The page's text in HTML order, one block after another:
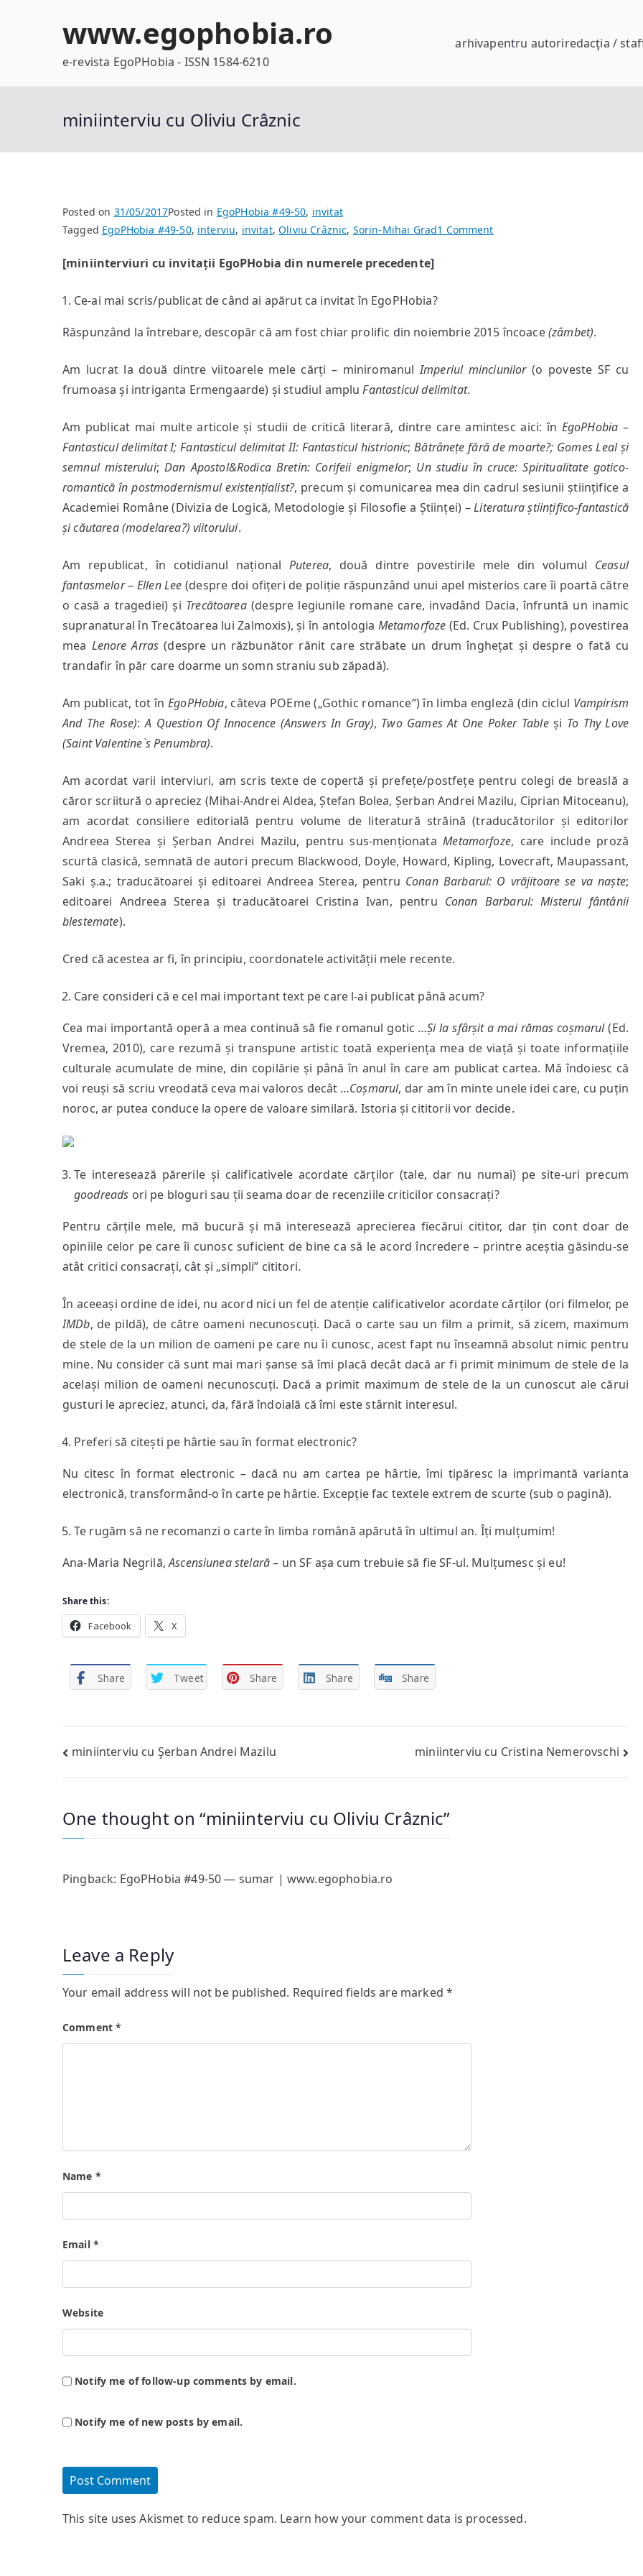
www.egophobia.ro
e-revista EgoPHobia - ISSN 1584-6210
arhivapentru autoriredacţia /
miniinterviu cu Oliviu Crâznic
Posted on 31/05/2017Posted in EgoPHobia #49-50, invitat
Tagged EgoPHobia #49-50, interviu, invitat,Oliviu Crâznic, Sorin-Mihai Grad1 Commenton
[miniinterviuri cu invitații EgoPHobia din numerele precedente]
Ce-ai mai scris/publicat de când ai apărut ca invitat în EgoPHobia?
Răspunzând la întrebare, descopăr că am fost chiar prolific din noiembrie 2015 încoace(zâmbet).
Am lucrat la două dintre viitoarele mele cărți – miniromanulImperiul minciunilor(o poveste SF cu
frumoasa și intriganta Ermengaarde) și studiul ampluFantasticul delimitat.
Am publicat mai multe articole și studii de critică literară, dintre care amintesc aici: în EgoPHobia –
Fantasticul delimitat I; Fantasticul delimitat II: Fantasticul histrionic;Bătrânețe fără de moarte?; Gomes Leal și
semnul misterului; Dan Apostol&Rodica Bretin: Corifeii enigmelor; Un studiu în cruce: Spiritualitate gotico-
romantică în postmodernismul existențialist?, precum și comunicarea mea din cadrul sesiunii științifice a
Academiei Române (Divizia de Logică, Metodologie și Filosofie a Științei) –Literatura științifico-fantastică
și căutarea (modelarea?) viitorului.
Am republicat, în cotidianul național Puterea, două dintre povestirile mele din volumul Ceasul
fantasmelor– Ellen Lee (despre doi ofițeri de poliție răspunzând unui apel misterios care îi poartă către
o casă a tragediei) și Trecătoarea(despre legiunile romane care, invadând Dacia, înfruntă un inamic
supranatural în Trecătoarea lui Zalmoxis), și în antologia Metamorfoze (Ed. Crux Publishing), povestirea
mea Lenore Arras (despre un răzbunător rănit care străbate un drum înghețat și despre o fată cu
trandafir în păr care doarme un somn straniu sub zăpadă).
Am publicat, tot înEgoPHobia, câteva POEme („Gothic romance”) în limba engleză (din ciclul Vampirism
And The Rose):A Question Of Innocence (Answers In Gray), Two Games At One Poker Tableși To Thy Love
(Saint Valentine`s Penumbra).
Am acordat varii interviuri, am scris texte de copertă și prefețe/postfețe pentru colegi de breaslă a
căror scriitură o apreciez (Mihai-Andrei Aldea, Ștefan Bolea, Șerban Andrei Mazilu, Ciprian Mitoceanu),
am acordat consiliere editorială pentru volume de literatură străină (traducătorilor și editorilor
Andreea Sterea și Șerban Andrei Mazilu, pentru sus-menționataMetamorfoze, care include proză
scurtă clasică, semnată de autori precum Blackwood, Doyle, Howard, Kipling, Lovecraft, Maupassant,
Saki ș.a.; traducătoarei și editoarei Andreea Sterea, pentru Conan Barbarul: O vrăjitoare se va naște;
editoarei Andreea Sterea și traducătoarei Cristina Ivan, pentru Conan Barbarul: Misterul fântânii
blestemate).
Cred că acestea ar fi, în principiu, coordonatele activității mele recente.
Care consideri că e cel mai important text pe care l-ai publicat până acum?
Cea mai importantă operă a mea continuă să fie romanul gotic …Și la sfârșit a mai rămas coșmarul(Ed.
Vremea, 2010), care rezumă și transpune artistic toată experiența mea de viață și toate informațiile
culturale acumulate de mine, din copilărie și până în anul în care am publicat cartea. Mă îndoiesc că
voi reuși să scriu vreodată ceva mai valoros decât …Coșmarul, dar am în minte unele idei care, cu puțin
noroc, ar putea conduce la opere de valoare similară. Istoria și cititorii vor decide.
Te interesează părerile și calificativele acordate cărților (tale, dar nu numai) pe site-uri precum
goodreads ori pe bloguri sau ții seama doar de recenziile criticilor consacrați?
Pentru cărțile mele, mă bucură și mă interesează aprecierea fiecărui cititor, dar țin cont doar de
opiniile celor pe care îi cunosc suficient de bine ca să le acord încredere – printre aceștia găsindu-se
atât critici consacrați, cât și „simpli” cititori.
În aceeași ordine de idei, nu acord nici un fel de atenție calificativelor acordate cărților (ori filmelor, pe
IMDb, de pildă), de către oameni necunoscuți. Dacă o carte sau un film a primit, să zicem, maximum
de stele de la un milion de oameni pe care nu îi cunosc, acest fapt nu înseamnă absolut nimic pentru
mine. Nu consider că sunt mai mari șanse să îmi placă decât dacă ar fi primit minimum de stele de la
același milion de oameni necunoscuți. Dacă a primit maximum de stele de la un cunoscut ale cărui
gusturi le apreciez, atunci, da, fără îndoială că îmi este stârnit interesul.
Preferi să citești pe hârtie sau în format electronic?
Nu citesc în format electronic – dacă nu am cartea pe hârtie, îmi tipăresc la imprimantă varianta
electronică, transformând-o în carte pe hârtie. Excepție fac textele extrem de scurte (sub o pagină).
Te rugăm să ne recomanzi o carte în limba română apărută în ultimul an. Îți mulțumim!
Ana-Maria Negrilă,Ascensiunea stelară– un SF așa cum trebuie să fie SF-ul. Mulțumesc și eu!
Share this:
Facebook X
Share Tweet Share Share Share
Post
navigation
miniinterviu cu Şerban Andrei Mazilu miniinterviu cu Cristina Nemerovschi
One thought on “miniinterviu cu Oliviu Crâznic”
Pingback: EgoPHobia #49-50 — sumar | www.egophobia.ro
Leave a Reply
Your email address will not be published. Required fields are marked*
Comment*
Name *
Email *
Website
Notify me of follow-up comments by email.
Notify me of new posts by email.
This site uses Akismet to reduce spam. Learn how your comment data is processed.